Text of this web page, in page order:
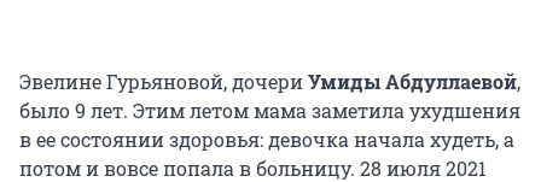
Эвелине Гурьяновой, дочериУмиды Абдуллаевой,
было 9 лет. Этим летом мама заметила ухудшения
в ее состоянии здоровья: девочка начала худеть, а
потом и вовсе попала в больницу. 28 июля 2021